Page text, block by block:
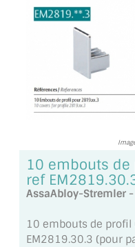
DEMANDE DE DEVIS
SUIVI DE DEVIS
SUIVI DE COMMANDE
TOUS LES TARIFS
GUIDE : CHOIX PAR
INSPIRATIONS ET
AMBIANCE LAITON
MIROIRS VIEILLIS
10 embouts
ref
AssaAbloy-Stremler
10 embouts de
EM2819.30.3 (pour